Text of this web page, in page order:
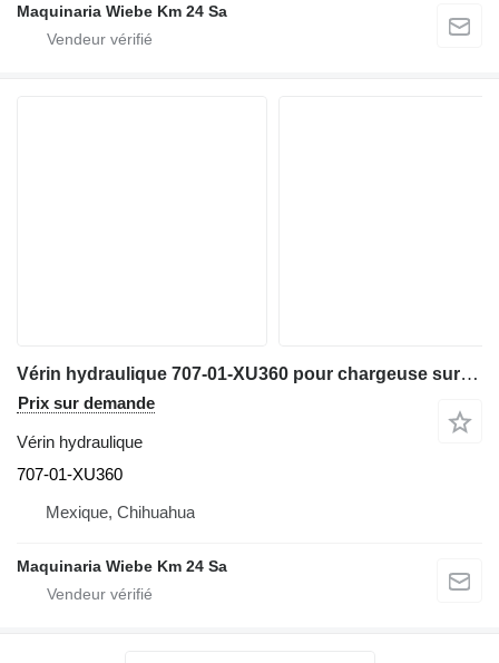
Maquinaria Wiebe Km 24 Sa
Vérin hydraulique 707-01-XU360 pour chargeuse sur pneus Komatsu WA320
Prix sur demande
Vérin hydraulique
707-01-XU360
Mexique, Chihuahua
Maquinaria Wiebe Km 24 Sa